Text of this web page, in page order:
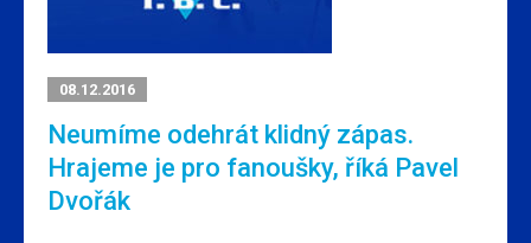
08.12.2016
Neumíme odehrát klidný zápas.
Hrajeme je pro fanoušky, říká Pavel
Dvořák